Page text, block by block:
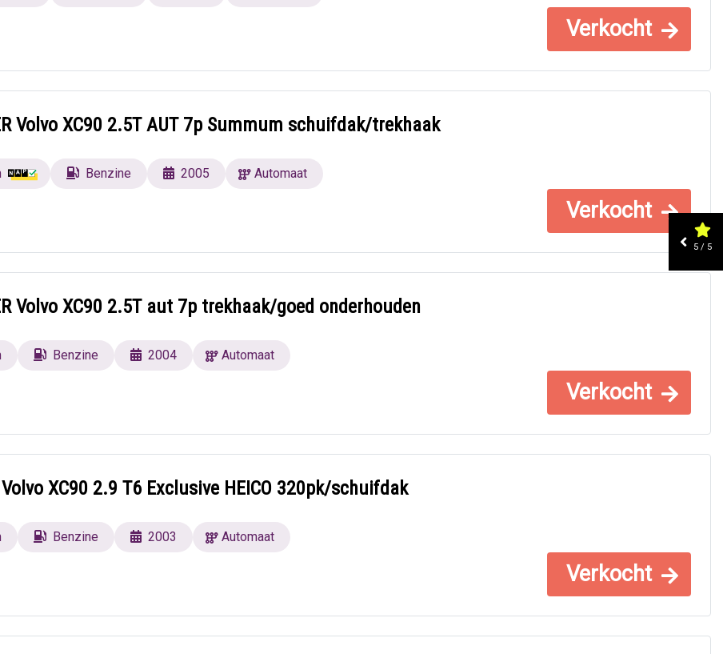
Verkocht
Volvo XC90 2.5T AUT 7p Summum schuifdak/trekhaak
Benzine 2005 Automaat
Verkocht
Volvo XC90 2.5T aut 7p trekhaak/goed onderhouden
Benzine 2004 Automaat
Verkocht
XC90 2.9 T6 Exclusive HEICO 320pk/schuifdak
Benzine 2003 Automaat
Verkocht
5 / 5